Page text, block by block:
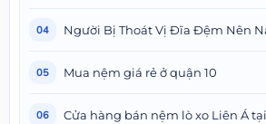
04 Người Bị Thoát Vị Đĩa Đệm Nên
05 Mua nệm giá rẻ ở quận 10
06 Cửa hàng bán nệm lò xo Liên Á tại